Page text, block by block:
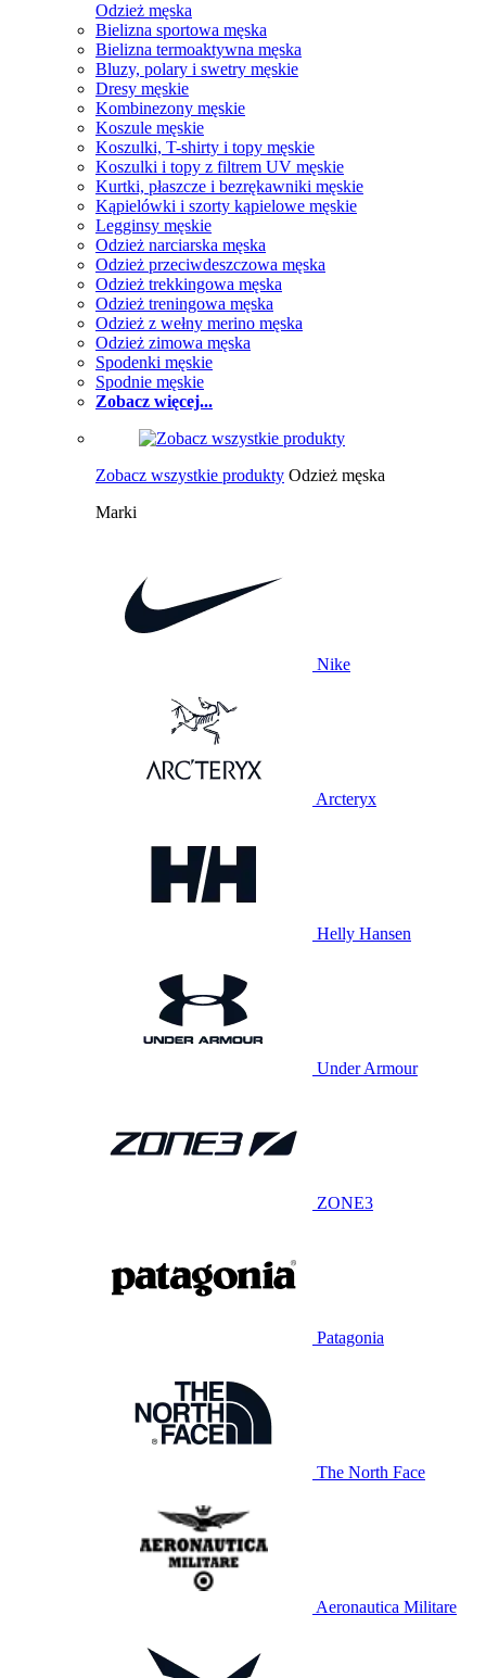
Odzież męska
Bielizna sportowa męska
Bielizna termoaktywna męska
Bluzy, polary i swetry męskie
Dresy męskie
Kombinezony męskie
Koszule męskie
Koszulki, T-shirty i topy męskie
Koszulki i topy z filtrem UV męskie
Kurtki, płaszcze i bezrękawniki męskie
Kąpielówki i szorty kąpielowe męskie
Legginsy męskie
Odzież narciarska męska
Odzież przeciwdeszczowa męska
Odzież trekkingowa męska
Odzież treningowa męska
Odzież z wełny merino męska
Odzież zimowa męska
Spodenki męskie
Spodnie męskie
Zobacz więcej...
Zobacz wszystkie produkty Odzież męska
Marki
Nike
Arcteryx
Helly Hansen
Under Armour
ZONE3
Patagonia
The North Face
Aeronautica Militare